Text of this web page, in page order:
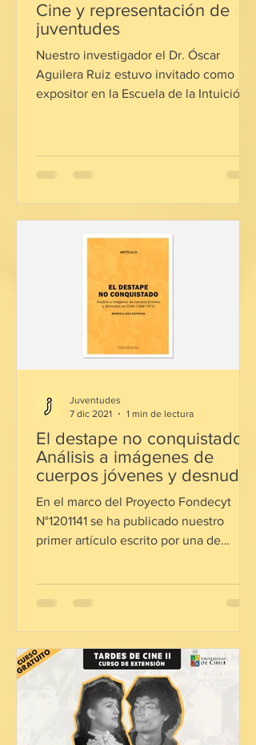
Cine y representación de
juventudes
Nuestro investigador el Dr. Óscar
Aguilera Ruiz estuvo invitado como
expositor en la Escuela de la Intuición
El destape no conquistado.
Análisis a imágenes de
cuerpos jóvenes y desnudos
en Chile (1968-1973).
En el marco del Proyecto Fondecyt
N°1201141 se ha publicado nuestro
primer artículo escrito por una de
Juventudes
7 dic 2021
1 min de lectura